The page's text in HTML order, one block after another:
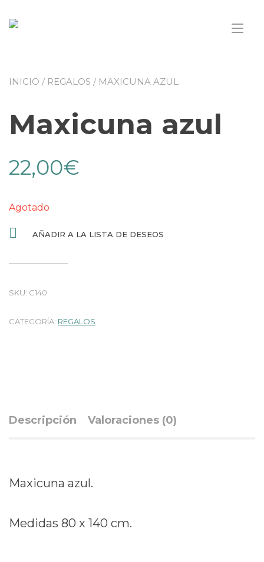
INICIO / REGALOS / MAXICUNA AZUL
Maxicuna azul
22,00€
Agotado
AÑADIR A LA LISTA DE DESEOS
SKU: C140
CATEGORÍA: REGALOS
Descripción Valoraciones (0)
Maxicuna azul.
Medidas 80 x 140 cm.